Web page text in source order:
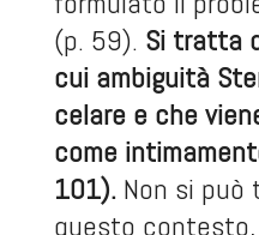
(p. 59). Si tratta
cui ambiguità
celare e che
come
101).Non si può
questo contesto,